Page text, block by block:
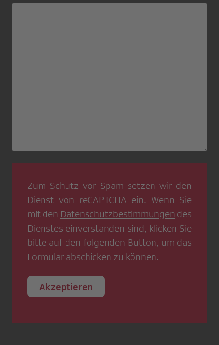
Zum Schutz vor Spam setzen wir den
Dienst von reCAPTCHA ein. Wenn Sie
mit den Datenschutzbestimmungen des
Dienstes einverstanden sind, klicken Sie
bitte auf den folgenden Button, um das
Formular abschicken zu können.
Akzeptieren